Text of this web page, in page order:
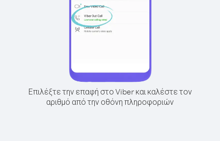
Επιλέξτε την επαφή στο Viber και καλέστε τον
αριθμό από την οθόνη πληροφοριών